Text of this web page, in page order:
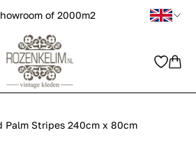
of 2000m2
Palm Stripes 240cm x 80cm